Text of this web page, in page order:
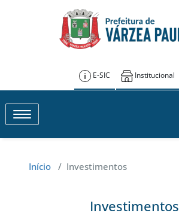
E-SIC Institucional
Toggle navigation
Início / Investimentos
Investimentos